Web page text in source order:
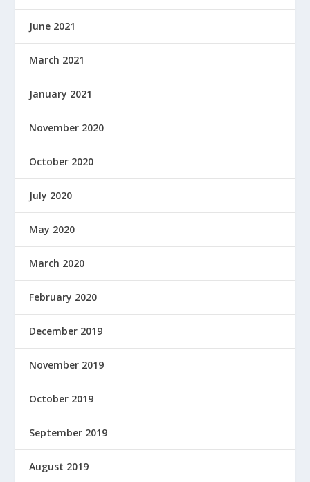
June 2021
March 2021
January 2021
November 2020
October 2020
July 2020
May 2020
March 2020
February 2020
December 2019
November 2019
October 2019
September 2019
August 2019